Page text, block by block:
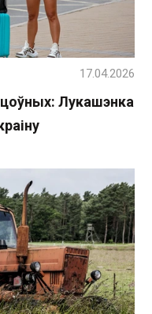
Лукашэнка
17.04.2026